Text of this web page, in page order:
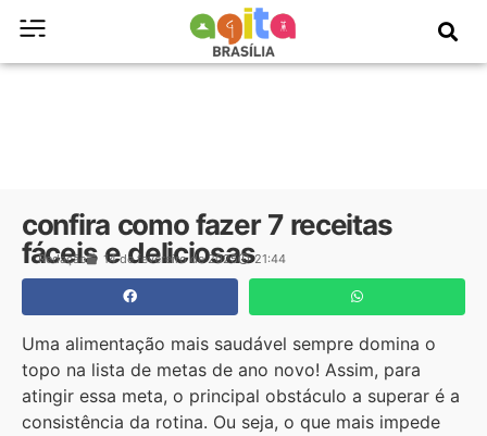
confira como fazer 7 receitas
fáceis e deliciosas
Redação 14 de fevereiro de 2025 21:44
Uma alimentação mais saudável sempre domina o
topo na lista de metas de ano novo! Assim, para
atingir essa meta, o principal obstáculo a superar é a
consistência da rotina. Ou seja, o que mais impede